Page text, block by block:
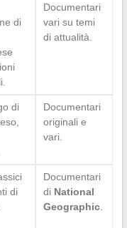
di
Documentari
vari su temi
di attualità.
di
Documentari
originali e
vari.
di
Documentari
di National
Geographic.